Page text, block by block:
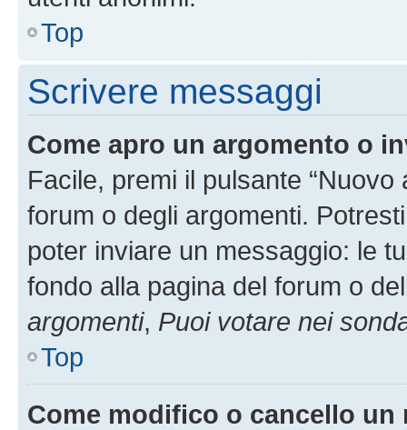
Top
Scrivere messaggi
Come apro un argomento o
Facile, premi il pulsante
forum o degli argomenti.
poter inviare un messaggio: le
fondo alla pagina del forum o
argomenti, Puoi votare nei
Top
Come modifico o cancello un